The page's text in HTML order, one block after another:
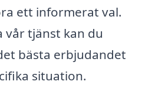
ett informerat val.
vår tjänst kan du
bästa erbjudandet
situation.